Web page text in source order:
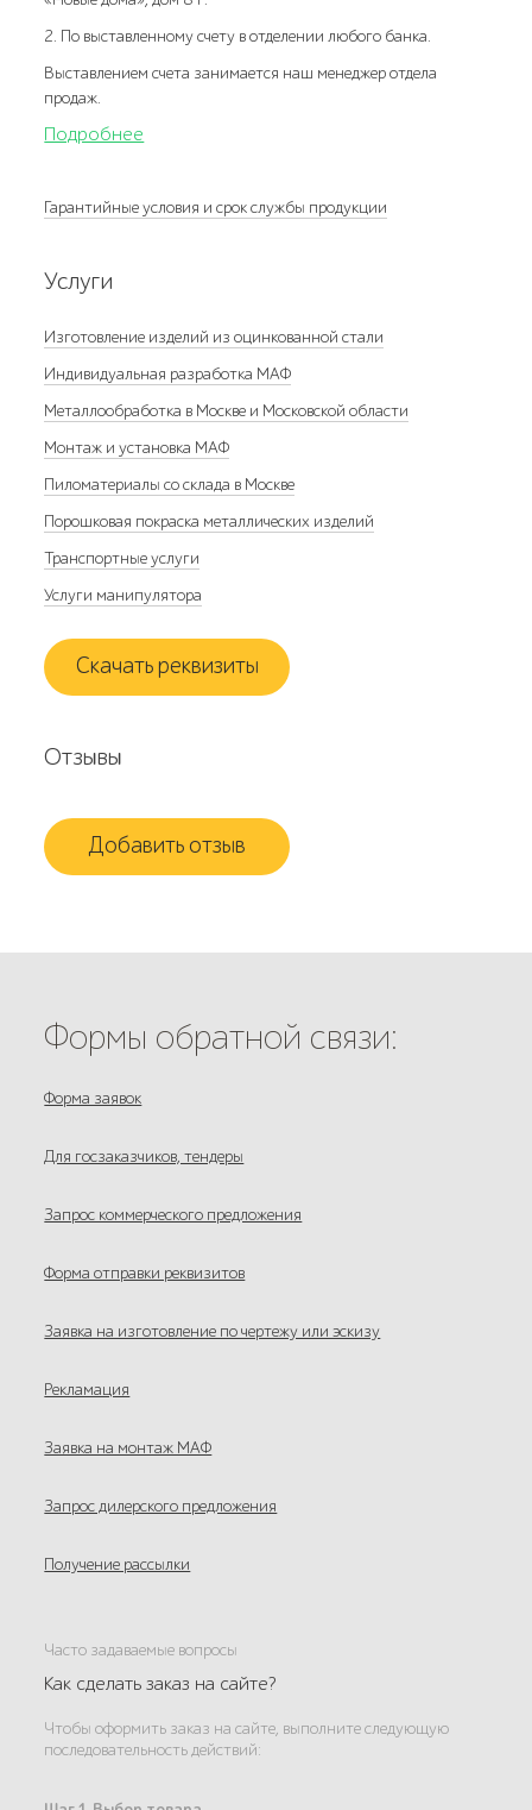
2. По выставленному счету в отделении любого банка.
Выставлением счета занимается наш менеджер отдела
продаж.
Подробнее
Гарантийные условия и срок службы продукции
Услуги
Изготовление изделий из оцинкованной стали
Индивидуальная разработка МАФ
Металлообработка в Москве и Московской области
Монтаж и установка МАФ
Пиломатериалы со склада в Москве
Порошковая покраска металлических изделий
Транспортные услуги
Услуги манипулятора
Скачать реквизиты
Отзывы
Добавить отзыв
Формы обратной связи:
Форма заявок
Для госзаказчиков, тендеры
Запрос коммерческого предложения
Форма отправки реквизитов
Заявка на изготовление по чертежу или эскизу
Рекламация
Заявка на монтаж МАФ
Запрос дилерского предложения
Получение рассылки
Часто задаваемые вопросы
Как сделать заказ на сайте?
Чтобы оформить заказ на сайте, выполните следующую
последовательность действий: